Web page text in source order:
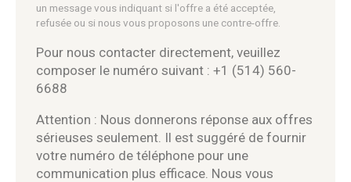
un message vous indiquant si l'offre a été acceptée,
refusée ou si nous vous proposons une contre-offre.
Pour nous contacter directement, veuillez
composer le numéro suivant : +1 (514) 560-
6688
Attention : Nous donnerons réponse aux offres
sérieuses seulement. Il est suggéré de fournir
votre numéro de téléphone pour une
communication plus efficace. Nous vous